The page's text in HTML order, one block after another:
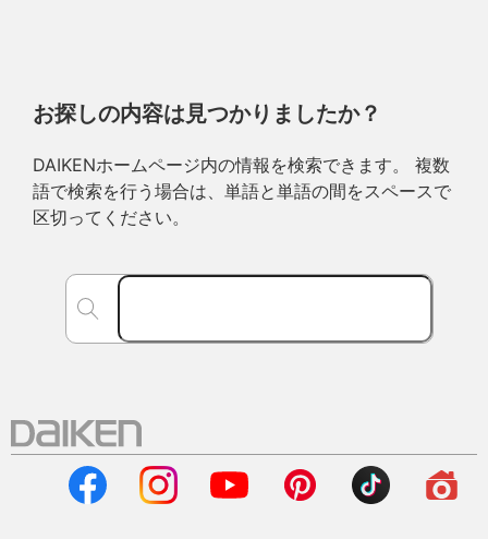
お探しの内容は見つかりましたか？
DAIKENホームページ内の情報を検索できます。 複数
語で検索を行う場合は、単語と単語の間をスペースで
区切ってください。